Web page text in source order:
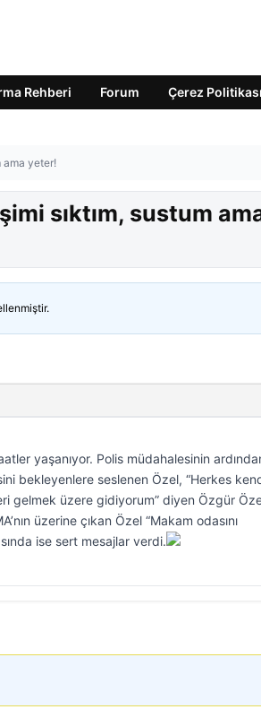
Rehberi Forum Çerez Politikası
ama yeter!
sıktım, sustum
yaşanıyor. Polis müdahalesinin
bekleyenlere seslenen Özel, “Herkes
gelmek üzere gidiyorum” diyen Özgür
üzerine çıkan Özel “Makam odasını
ise sert mesajlar verdi.